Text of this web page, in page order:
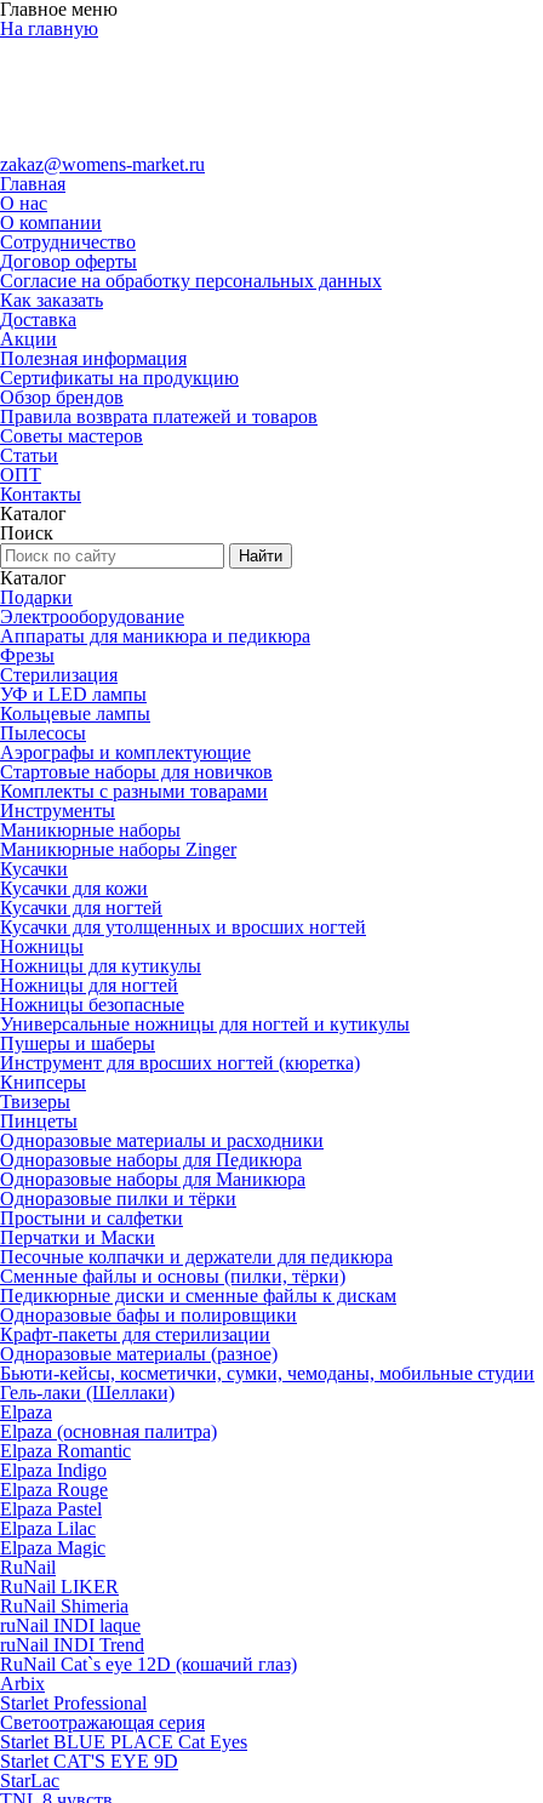
Главное меню
На главную
zakaz@womens-market.ru
Главная
О нас
О компании
Сотрудничество
Договор оферты
Согласие на обработку персональных данных
Как заказать
Доставка
Акции
Полезная информация
Сертификаты на продукцию
Обзор брендов
Правила возврата платежей и товаров
Советы мастеров
Статьи
ОПТ
Контакты
Каталог
Поиск
Каталог
Подарки
Электро­оборудование
Аппараты для маникюра и педикюра
Фрезы
Стерилизация
УФ и LED лампы
Кольцевые лампы
Пылесосы
Аэрографы и комплектующие
Стартовые наборы для новичков
Комплекты с разными товарами
Инструменты
Маникюрные наборы
Маникюрные наборы Zinger
Кусачки
Кусачки для кожи
Кусачки для ногтей
Кусачки для утолщенных и вросших ногтей
Ножницы
Ножницы для кутикулы
Ножницы для ногтей
Ножницы безопасные
Универсальные ножницы для ногтей и кутикулы
Пушеры и шаберы
Инструмент для вросших ногтей (кюретка)
Книпсеры
Твизеры
Пинцеты
Одноразовые материалы и расходники
Одноразовые наборы для Педикюра
Одноразовые наборы для Маникюра
Одноразовые пилки и тёрки
Простыни и салфетки
Перчатки и Маски
Песочные колпачки и держатели для педикюра
Cменные файлы и основы (пилки, тёрки)
Педикюрные диски и сменные файлы к дискам
Одноразовые бафы и полировщики
Крафт-пакеты для стерилизации
Одноразовые материалы (разное)
Бьюти-кейсы, косметички, сумки, чемоданы, мобильные студии
Гель-лаки (Шеллаки)
Elpaza
Elpaza (основная палитра)
Elpaza Romantic
Elpaza Indigo
Elpaza Rouge
Elpaza Pastel
Elpaza Lilac
Elpaza Magic
RuNail
RuNail LIKER
RuNail Shimeria
ruNail INDI laque
ruNail INDI Trend
RuNail Cat`s eye 12D (кошачий глаз)
Arbix
Starlet Professional
Светоотражающая серия
Starlet BLUE PLACE Cat Eyes
Starlet CAT'S EYE 9D
StarLac